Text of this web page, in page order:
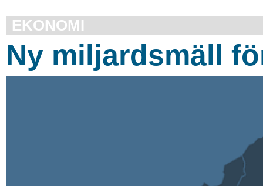
EKONOMI
Ny miljardsmäll